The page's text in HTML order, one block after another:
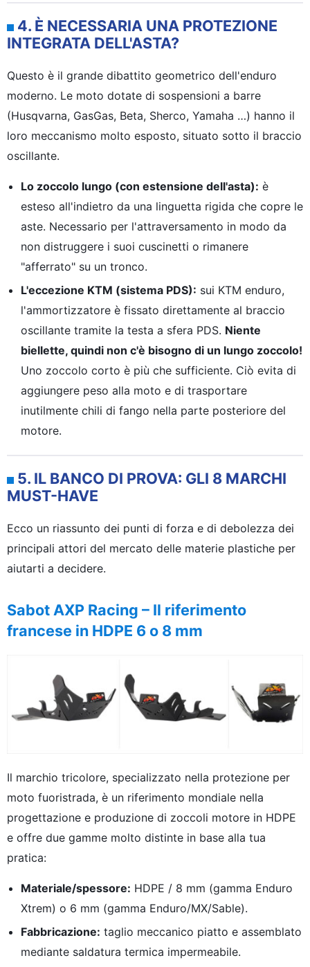
4. È NECESSARIA UNA PROTEZIONE
INTEGRATA DELL'ASTA?
Questo è il grande dibattito geometrico dell'enduro
moderno. Le moto dotate di sospensioni a barre
(Husqvarna, GasGas, Beta, Sherco, Yamaha …) hanno il
loro meccanismo molto esposto, situato sotto il braccio
oscillante.
Lo zoccolo lungo (con estensione dell'asta): è
esteso all'indietro da una linguetta rigida che copre le
aste. Necessario per l'attraversamento in modo da
non distruggere i suoi cuscinetti o rimanere
"afferrato" su un tronco.
L'eccezione KTM (sistema PDS): sui KTM enduro,
l'ammortizzatore è fissato direttamente al braccio
oscillante tramite la testa a sfera PDS. Niente
biellette, quindi non c'è bisogno di un lungo zoccolo!
Uno zoccolo corto è più che sufficiente. Ciò evita di
aggiungere peso alla moto e di trasportare
inutilmente chili di fango nella parte posteriore del
motore.
5. IL BANCO DI PROVA: GLI 8 MARCHI
MUST-HAVE
Ecco un riassunto dei punti di forza e di debolezza dei
principali attori del mercato delle materie plastiche per
aiutarti a decidere.
Sabot AXP Racing – Il riferimento
francese in HDPE 6 o 8 mm
Il marchio tricolore, specializzato nella protezione per
moto fuoristrada, è un riferimento mondiale nella
progettazione e produzione di zoccoli motore in HDPE
e offre due gamme molto distinte in base alla tua
pratica:
Materiale/spessore: HDPE / 8 mm (gamma Enduro
Xtrem) o 6 mm (gamma Enduro/MX/Sable).
Fabbricazione: taglio meccanico piatto e assemblato
mediante saldatura termica impermeabile.